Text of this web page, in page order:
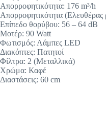
Απορροφητικότητα: 176 m³/h
Απορροφητικότητα (Ελευθέρας
Επίπεδο θορύβου: 56 – 64 dB
Μοτέρ: 90 Watt
Φωτισμός: Λάμπες LED
Διακόπτες: Πατητοί
Φίλτρα: 2 (Μεταλλικά)
Χρώμα: Καφέ
Διαστάσεις: 60 cm